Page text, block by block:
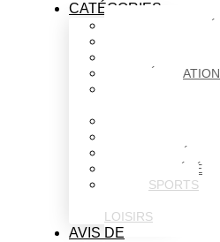
CATÉGORIES
ÉDUCATION
SOCIÉTÉ
SPORTS
LOISIRS
AVIS DE